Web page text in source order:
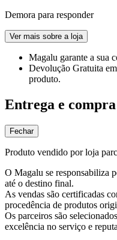
Demora para responder
Ver mais sobre a loja
Magalu garante a sua
Devolução Gratuita
produto.
Entrega e
Fechar
Produto vendido por loja
O Magalu se responsabiliza
até o destino final.
As vendas são certificadas
procedência de produtos
Os parceiros são
excelência no serviço e